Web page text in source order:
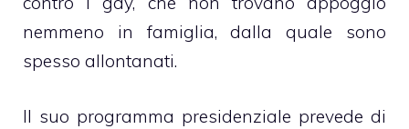
nemmeno in famiglia, dalla quale sono
spesso allontanati.
Il suo programma presidenziale prevede di